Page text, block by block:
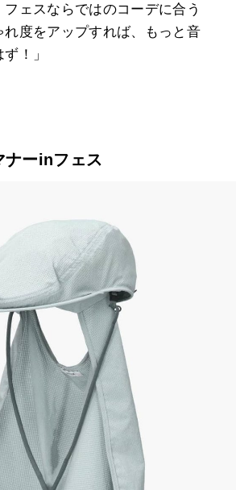
フェスならではのコーデに合う
れ度をアップすれば、もっと音
！」
ナーinフェス